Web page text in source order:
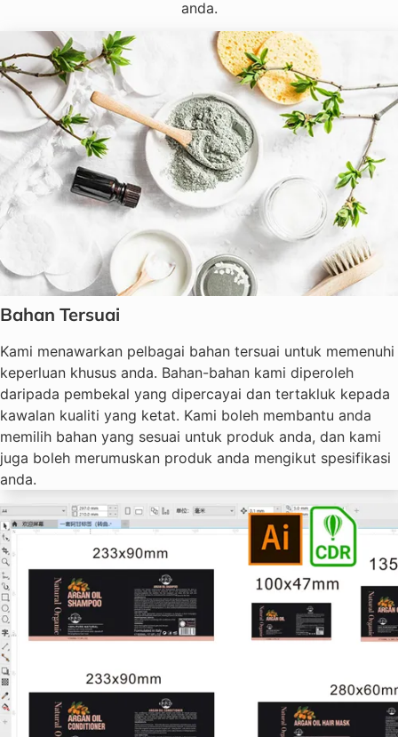
anda.
Bahan Tersuai
Kami menawarkan pelbagai bahan tersuai untuk memenuhi
keperluan khusus anda. Bahan-bahan kami diperoleh
daripada pembekal yang dipercayai dan tertakluk kepada
kawalan kualiti yang ketat. Kami boleh membantu anda
memilih bahan yang sesuai untuk produk anda, dan kami
juga boleh merumuskan produk anda mengikut spesifikasi
anda.